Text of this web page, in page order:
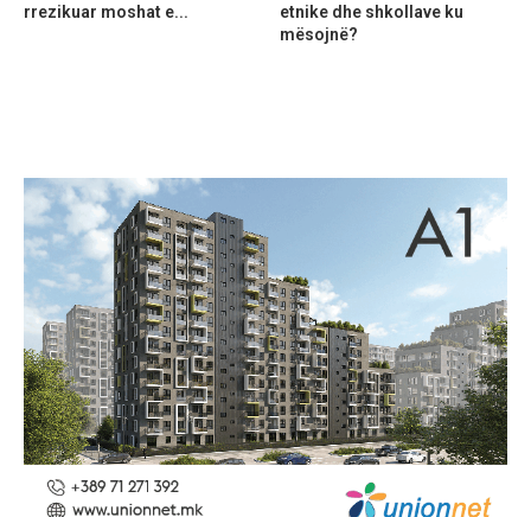
rrezikuar moshat e...
etnike dhe shkollave ku
mësojnë?